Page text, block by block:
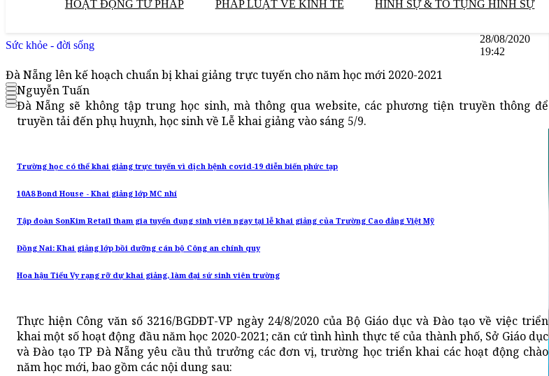
HOẠT ĐỘNG TƯ PHÁP PHÁP LUẬT VỀ KINH TẾ HÌNH SỰ & TỐ TỤNG HÌNH SỰ
Sức khỏe - đời sống
28/08/2020
19:42
Đà Nẵng lên kế hoạch chuẩn bị khai giảng trực tuyến cho năm học mới 2020-2021
Nguyễn Tuấn
Đà Nẵng sẽ không tập trung học sinh, mà thông qua website, các phương tiện truyền thông để
truyền tải đến phụ huỵnh, học sinh về Lễ khai giảng vào sáng 5/9.
Trường học có thể khai giảng trực tuyến vì dịch bệnh covid-19 diễn biến phức tạp
10A8 Bond House - Khai giảng lớp MC nhí
Tập đoàn SonKim Retail tham gia tuyển dụng sinh viên ngay tại lễ khai giảng của Trường Cao đẳng Việt Mỹ
Đồng Nai: Khai giảng lớp bồi dưỡng cán bộ Công an chính quy
Hoa hậu Tiểu Vy rạng rỡ dự khai giảng, làm đại sứ sinh viên trường
Thực hiện Công văn số 3216/BGDĐT-VP ngày 24/8/2020 của Bộ Giáo dục và Đào tạo về việc triển
khai một số hoạt động đầu năm học 2020-2021; căn cứ tình hình thực tế của thành phố, Sở Giáo dục
và Đào tạo TP Đà Nẵng yêu cầu thủ trưởng các đơn vị, trường học triển khai các hoạt động chào
năm học mới, bao gồm các nội dung sau: